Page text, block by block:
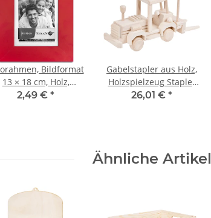
Bildformat
13 × 18 cm, Holz,
Glasscheibe,
2,49 € *
Gabelstapler aus Holz,
Holzspielzeug Stapler
32 × 9 × 16 cm
26,01 € *
Ähnliche Artikel